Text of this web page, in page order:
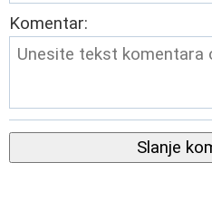
Komentar:
Slanje